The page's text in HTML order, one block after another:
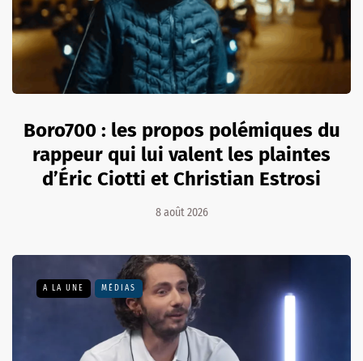
Boro700 : les propos polémiques du
rappeur qui lui valent les plaintes
d’Éric Ciotti et Christian Estrosi
8 août 2026
A LA UNE MÉDIAS